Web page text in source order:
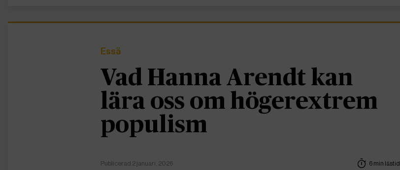
Essä
Vad Hanna Arendt kan
lära oss om högerextrem
populism
Publicerad 2 januari, 2026 6 min lästid